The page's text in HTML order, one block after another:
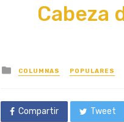
Cabeza
Posted
in
COLUMNAS POPULARES
Compartir Tweet